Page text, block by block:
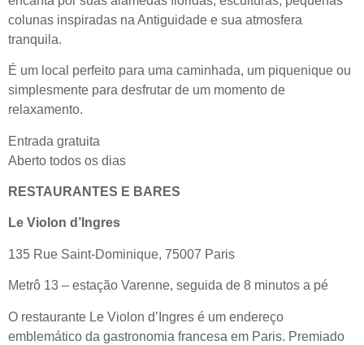
colunas inspiradas na Antiguidade e sua atmosfera
tranquila.
É um local perfeito para uma caminhada, um piquenique ou
simplesmente para desfrutar de um momento de
relaxamento.
Entrada gratuita
Aberto todos os dias
RESTAURANTES E BARES
Le Violon d’Ingres
135 Rue Saint-Dominique, 75007 Paris
Metrô 13 – estação Varenne, seguida de 8 minutos a pé
O restaurante Le Violon d’Ingres é um endereço
emblemático da gastronomia francesa em Paris. Premiado